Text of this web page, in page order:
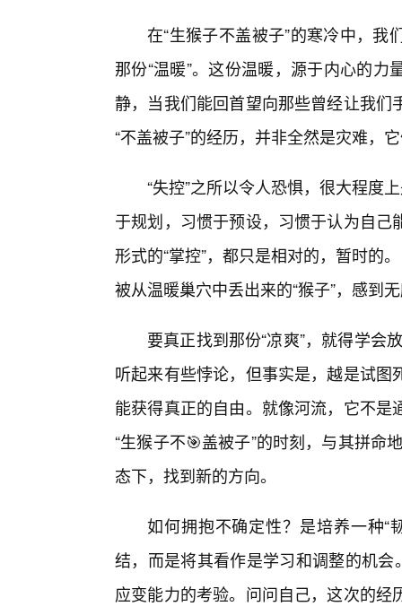
在“生猴子不盖被子”的寒冷中，
那份“温暖”。这份温暖，源于内心的
静，当我们能回首望向那些曾经让我
“不盖被子”的经历，并非全然是灾难，
“失控”之所以令人恐惧，很大程度
于规划，习惯于预设，习惯于认为自
形式的“掌控”，都只是相对的，暂时的
被从温暖巢穴中丢出来的“猴子”，感到
要真正找到那份“凉爽”，就得学会
听起来有些悖论，但事实是，越是试
能获得真正的自由。就像河流，它不
“生猴子不🎯盖被子”的时刻，与其拼命
态下，找到新的方向。
如何拥抱不确定性？是培养一种“
结，而是将其看作是学习和调整的机
应变能力的考验。问问自己，这次的